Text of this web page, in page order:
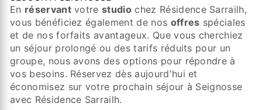
En réservantvotrestudio chez Résidence Sarrailh,
vous bénéficiez également de nos offres spéciales
et de nos forfaits avantageux. Que vous cherchiez
un séjour prolongé ou des tarifs réduits pour un
groupe, nous avons des options pour répondre à
vos besoins. Réservez dès aujourd'hui et
économisez sur votre prochain séjour à Seignosse
avec Résidence Sarrailh.